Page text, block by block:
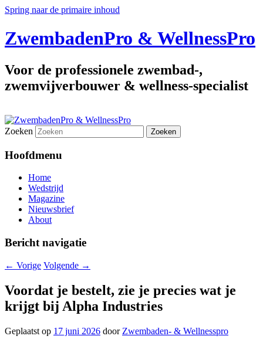
Spring naar de primaire inhoud
ZwembadenPro & WellnessPro
Voor de professionele zwembad-,
zwemvijverbouwer & wellness-specialist
Zoeken
Hoofdmenu
Home
Wedstrijd
Magazine
Nieuwsbrief
About
Bericht navigatie
← Vorige Volgende →
Voordat je bestelt, zie je precies wat je
krijgt bij Alpha Industries
Geplaatst op 17 juni 2026 door Zwembaden- & Wellnesspro